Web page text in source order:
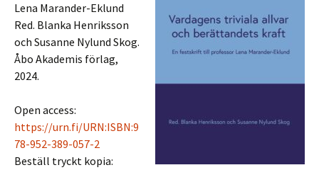
Lena Marander-Eklund
Red. Blanka Henriksson
och Susanne Nylund Skog.
Åbo Akademis förlag,
2024.
Open access:
https://urn.fi/URN:ISBN:9
78-952-389-057-2
Beställ tryckt kopia: